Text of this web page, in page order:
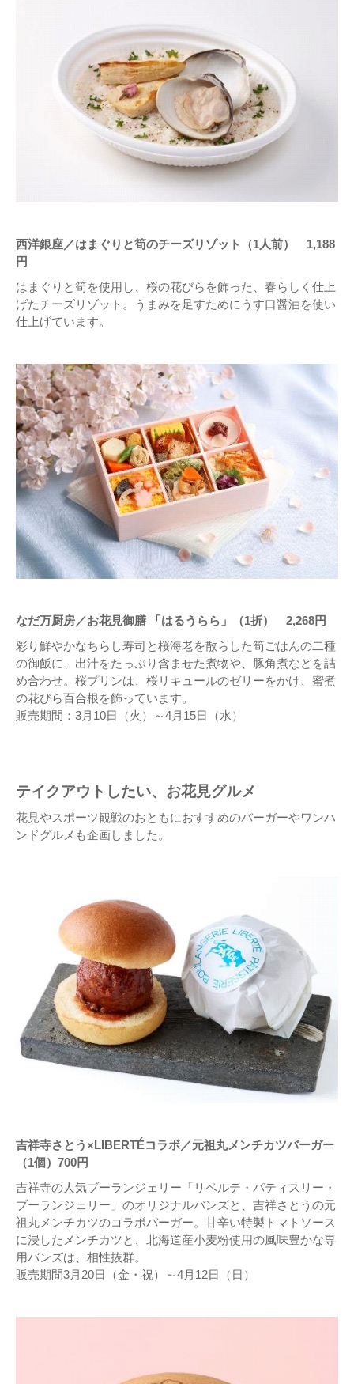
西洋銀座／はまぐりと筍のチーズリゾット（1人前） 1,188
円
はまぐりと筍を使用し、桜の花びらを飾った、春らしく仕上
げたチーズリゾット。うまみを足すためにうす口醤油を使い
仕上げています。
なだ万厨房／お花見御膳 「はるうらら」（1折） 2,268円
彩り鮮やかなちらし寿司と桜海老を散らした筍ごはんの二種
の御飯に、出汁をたっぷり含ませた煮物や、豚角煮などを詰
め合わせ。桜プリンは、桜リキュールのゼリーをかけ、蜜煮
の花びら百合根を飾っています。
販売期間：3月10日（火）～4月15日（水）
テイクアウトしたい、お花見グルメ
花見やスポーツ観戦のおともにおすすめのバーガーやワンハ
ンドグルメも企画しました。
吉祥寺さとう×LIBERTÉコラボ／元祖丸メンチカツバーガー
（1個）700円
吉祥寺の人気ブーランジェリー「リベルテ・パティスリー・
ブーランジェリー」のオリジナルバンズと、吉祥さとうの元
祖丸メンチカツのコラボバーガー。甘辛い特製トマトソース
に浸したメンチカツと、北海道産小麦粉使用の風味豊かな専
用バンズは、相性抜群。
販売期間3月20日（金・祝）～4月12日（日）